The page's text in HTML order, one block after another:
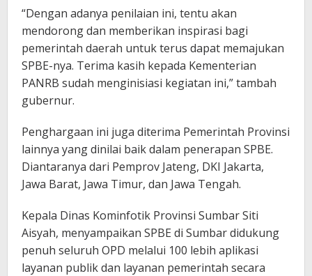
“Dengan adanya penilaian ini, tentu akan
mendorong dan memberikan inspirasi bagi
pemerintah daerah untuk terus dapat memajukan
SPBE-nya. Terima kasih kepada Kementerian
PANRB sudah menginisiasi kegiatan ini,” tambah
gubernur.
Penghargaan ini juga diterima Pemerintah Provinsi
lainnya yang dinilai baik dalam penerapan SPBE.
Diantaranya dari Pemprov Jateng, DKI Jakarta,
Jawa Barat, Jawa Timur, dan Jawa Tengah.
Kepala Dinas Kominfotik Provinsi Sumbar Siti
Aisyah, menyampaikan SPBE di Sumbar didukung
penuh seluruh OPD melalui 100 lebih aplikasi
layanan publik dan layanan pemerintah secara